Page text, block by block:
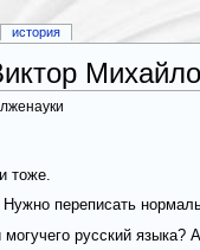
тоже.
переписать
русский
история